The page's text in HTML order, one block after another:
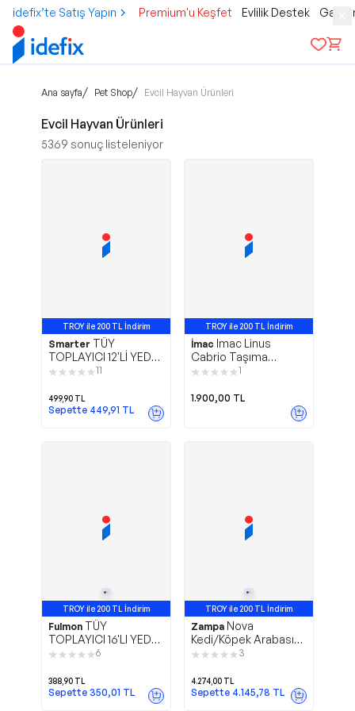
idefix’te Satış Yapın Premium'u Keşfet Evlilik Destek
Ana sayfa/ Pet Shop/ Evcil Hayvan Ürünleri
Evcil Hayvan Ürünleri
5369 sonuç listeleniyor
TROY ile 200 TL İndirim
Smarter TÜY
TOPLAYICI 12'Lİ YEDEK
RULO + APARAT
11
499,90 TL
Sepette 449,91 TL
TROY ile 200 TL İndirim
İmac Imac Linus
Cabrio Taşıma
Çantası 50x32x35cm
1
1.900,00 TL
TROY ile 200 TL İndirim
Fulmon TÜY
TOPLAYICI 16'LI YEDEK
RULO VE APARAT
6
388,90 TL
Sepette 350,01 TL
TROY ile 200 TL İndirim
Zampa Nova
Kedi/Köpek Arabası
52x76.5x95cm
3
4.274,00 TL
Sepette 4.145,78 TL